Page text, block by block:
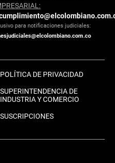
para notificaciones judiciales:
POLÍTICA DE PRIVACIDAD
SUPERINTENDENCIA DE
INDUSTRIA Y COMERCIO
SUSCRIPCIONES